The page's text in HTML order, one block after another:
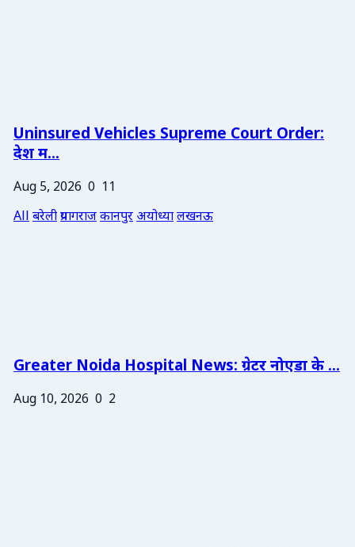
Uninsured Vehicles Supreme Court Order:
देश म...
Aug 5, 2026 0 11
Allबरेलीप्रयागराजकानपुरअयोध्यालखनऊ
Greater Noida Hospital News: ग्रेटर नोएडा के ...
Aug 10, 2026 0 2